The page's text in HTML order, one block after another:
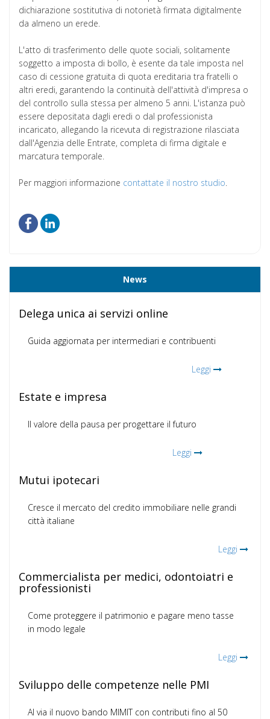
dichiarazione sostitutiva di notorietà firmata digitalmente
da almeno un erede.
L'atto di trasferimento delle quote sociali, solitamente
soggetto a imposta di bollo, è esente da tale imposta nel
caso di cessione gratuita di quota ereditaria tra fratelli o
altri eredi, garantendo la continuità dell'attività d'impresa o
del controllo sulla stessa per almeno 5 anni. L'istanza può
essere depositata dagli eredi o dal professionista
incaricato, allegando la ricevuta di registrazione rilasciata
dall'Agenzia delle Entrate, completa di firma digitale e
marcatura temporale.
Per maggiori informazione contattate il nostro studio.
News
Delega unica ai servizi online
Guida aggiornata per intermediari e contribuenti
Leggi
Estate e impresa
Il valore della pausa per progettare il futuro
Leggi
Mutui ipotecari
Cresce il mercato del credito immobiliare nelle grandi
città italiane
Leggi
Commercialista per medici, odontoiatri e
professionisti
Come proteggere il patrimonio e pagare meno tasse
in modo legale
Leggi
Sviluppo delle competenze nelle PMI
Al via il nuovo bando MIMIT con contributi fino al 50